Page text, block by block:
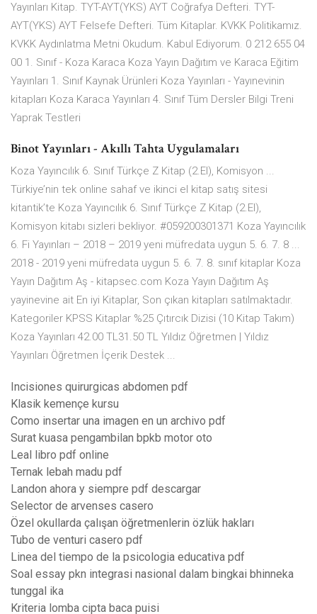
Yayınları Kitap. TYT-AYT(YKS) AYT Coğrafya Defteri. TYT-
AYT(YKS) AYT Felsefe Defteri. Tüm Kitaplar. KVKK Politikamız.
KVKK Aydınlatma Metni Okudum. Kabul Ediyorum. 0 212 655 04
00 1. Sınıf - Koza Karaca Koza Yayın Dağıtım ve Karaca Eğitim
Yayınları 1. Sınıf Kaynak Ürünleri Koza Yayınları - Yayınevinin
kitapları Koza Karaca Yayınları 4. Sınıf Tüm Dersler Bilgi Treni
Yaprak Testleri
Binot Yayınları - Akıllı Tahta Uygulamaları
Koza Yayıncılık 6. Sınıf Türkçe Z Kitap (2.El), Komisyon ...
Türkiye’nin tek online sahaf ve ikinci el kitap satış sitesi
kitantik’te Koza Yayıncılık 6. Sınıf Türkçe Z Kitap (2.El),
Komisyon kitabı sizleri bekliyor. #059200301371 Koza Yayıncılık
6. Fi Yayınları – 2018 – 2019 yeni müfredata uygun 5. 6. 7. 8 ...
2018 - 2019 yeni müfredata uygun 5. 6. 7. 8. sınıf kitaplar Koza
Yayın Dağıtım Aş - kitapsec.com Koza Yayın Dağıtım Aş
yayinevine ait En iyi Kitaplar, Son çıkan kitapları satılmaktadır.
Kategoriler KPSS Kitaplar %25 Çıtırcık Dizisi (10 Kitap Takım)
Koza Yayınları 42.00 TL31.50 TL Yıldız Öğretmen | Yıldız
Yayınları Öğretmen İçerik Destek ...
Incisiones quirurgicas abdomen pdf
Klasik kemençe kursu
Como insertar una imagen en un archivo pdf
Surat kuasa pengambilan bpkb motor oto
Leal libro pdf online
Ternak lebah madu pdf
Landon ahora y siempre pdf descargar
Selector de arvenses casero
Özel okullarda çalışan öğretmenlerin özlük hakları
Tubo de venturi casero pdf
Linea del tiempo de la psicologia educativa pdf
Soal essay pkn integrasi nasional dalam bingkai bhinneka
tunggal ika
Kriteria lomba cipta baca puisi